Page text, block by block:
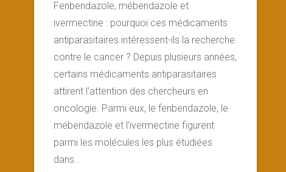
Fenbendazole, mébendazole et
ivermectine : pourquoi ces médicaments
antiparasitaires intéressent-ils la recherche
contre le cancer ? Depuis plusieurs années,
certains médicaments antiparasitaires
attirent l’attention des chercheurs en
oncologie. Parmi eux, le fenbendazole, le
mébendazole et l’ivermectine figurent
parmi les molécules les plus étudiées
dans...